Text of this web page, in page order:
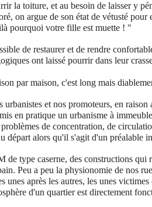
la toiture, et au besoin de laisser y
on argue de son état de vétusté
pourquoi votre fille est muette ! "
de restaurer et de rendre
ont laissé pourrir dans leur
par maison, c'est long mais
urbanistes et nos promoteurs, en raison
en pratique un urbanisme à
de concentration, de
départ alors qu'il s'agit d'un préalable
de type caserne, des constructions qui
Peu a peu la physionomie de nos
unes après les autres, les unes
d'un quartier est directement